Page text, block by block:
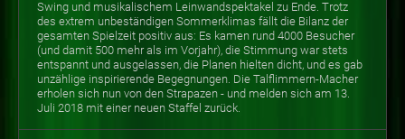
Swing und musikalischem Leinwandspektakel zu Ende. Trotz
des extrem unbeständigen Sommerklimas fällt die Bilanz der
gesamten Spielzeit positiv aus: Es kamen rund 4000 Besucher
(und damit 500 mehr als im Vorjahr), die Stimmung war stets
entspannt und ausgelassen, die Planen hielten dicht, und es gab
unzählige inspirierende Begegnungen. Die Talflimmern-Macher
erholen sich nun von den Strapazen - und melden sich am 13.
Juli 2018 mit einer neuen Staffel zurück.